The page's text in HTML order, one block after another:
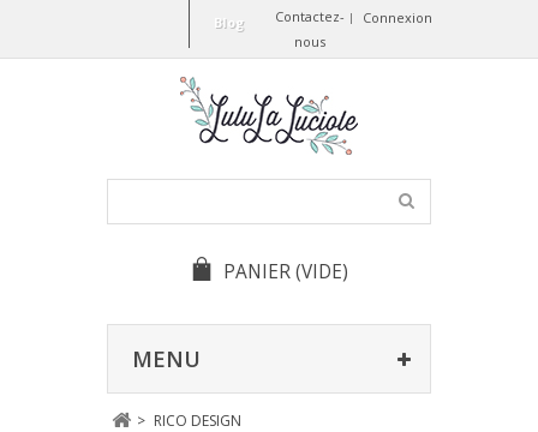
Connexion
Contactez-
nous
Blog
PANIER(VIDE)
MENU
> RICO DESIGN